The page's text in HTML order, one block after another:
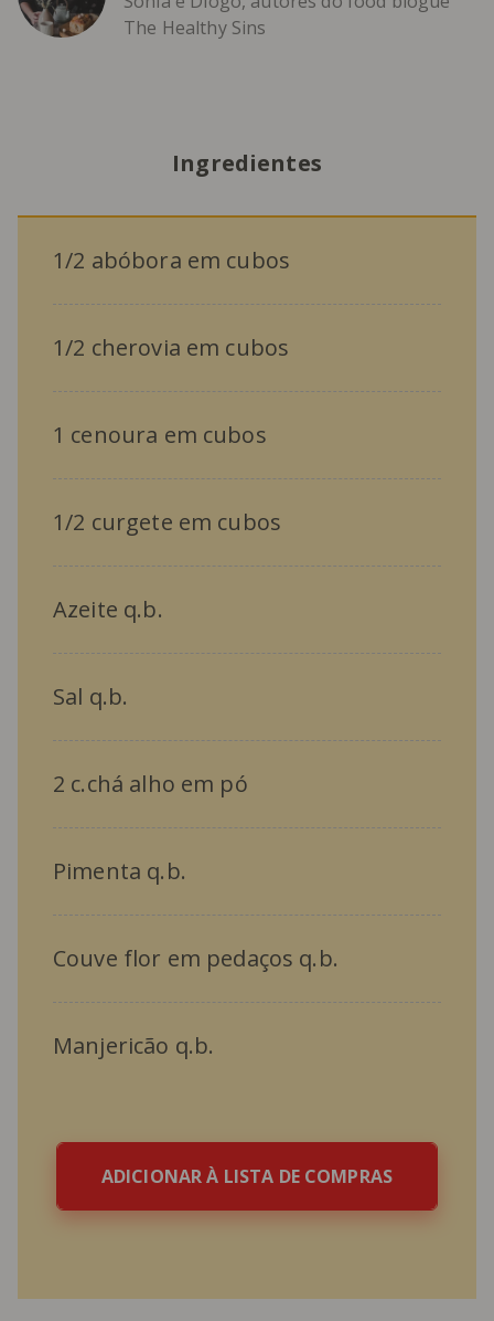
The Healthy Sins
Ingredientes
1/2 abóbora em cubos
1/2 cherovia em cubos
1 cenoura em cubos
1/2 curgete em cubos
Azeite q.b.
Sal q.b.
2 c.chá alho em pó
Pimenta q.b.
Couve flor em pedaços q.b.
Manjericão q.b.
ADICIONAR À LISTA DE COMPRAS